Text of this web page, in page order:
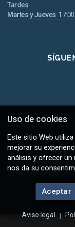
Tardes
Martes y Jueves
©
Condiciones
Política de
Uso de cookies
Este sitio Web
mejorar su
análisis y ofrecer un
nos da su
Aceptar
Aviso legal